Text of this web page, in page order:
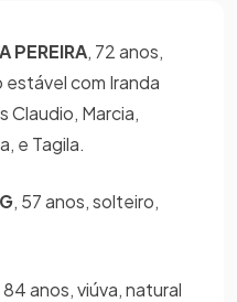
PEREIRA, 72 anos,
estável com Iranda
Claudio, Marcia,
e Tagila.
, 57 anos, solteiro,
84 anos, viúva, natural